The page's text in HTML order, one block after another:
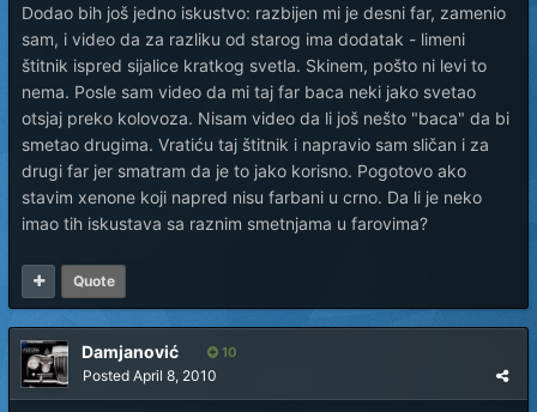
Dodao bih još jedno iskustvo: razbijen mi je desni far, zamenio
sam, i video da za razliku od starog ima dodatak - limeni
štitnik ispred sijalice kratkog svetla. Skinem, pošto ni levi to
nema. Posle sam video da mi taj far baca neki jako svetao
otsjaj preko kolovoza. Nisam video da li još nešto "baca" da bi
smetao drugima. Vratiću taj štitnik i napravio sam sličan i za
drugi far jer smatram da je to jako korisno. Pogotovo ako
stavim xenone koji napred nisu farbani u crno. Da li je neko
imao tih iskustava sa raznim smetnjama u farovima?
Quote
Damjanović 10
Posted April 8, 2010